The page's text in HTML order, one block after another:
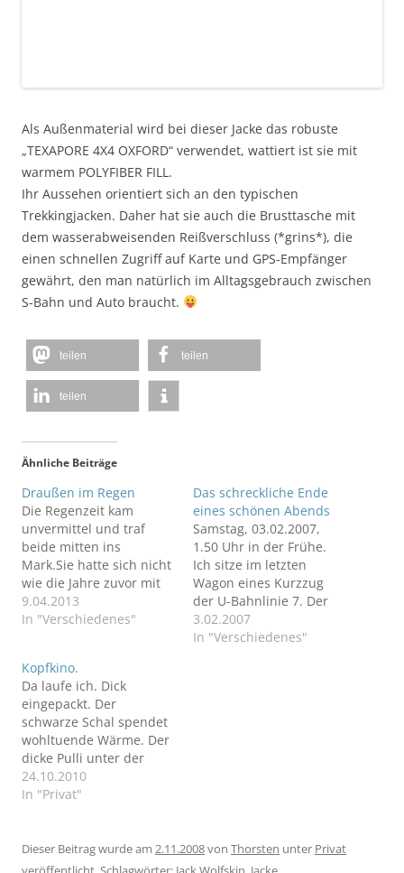
Als Außenmaterial wird bei dieser Jacke das robuste
„TEXAPORE 4X4 OXFORD“ verwendet, wattiert ist sie mit
warmem POLYFIBER FILL.
Ihr Aussehen orientiert sich an den typischen
Trekkingjacken. Daher hat sie auch die Brusttasche mit
dem wasserabweisenden Reißverschluss (*grins*), die
einen schnellen Zugriff auf Karte und GPS-Empfänger
gewährt, den man natürlich im Alltagsgebrauch zwischen
S-Bahn und Auto braucht.
teilen teilen
teilen
Ähnliche Beiträge
Draußen im Regen
Die Regenzeit kam
unvermittel und traf
beide mitten ins
Mark.Sie hatte sich nicht
wie die Jahre zuvor mit
Veränderungen am
Himmel angekündigt. Sie
9.04.2013
In "Verschiedenes"
Das schreckliche Ende
eines schönen Abends
Samstag, 03.02.2007,
1.50 Uhr in der Frühe.
Ich sitze im letzten
Wagon eines Kurzzug
der U-Bahnlinie 7. Der
Zug fährt in den U-
Bahnhof Siemenssdamm
3.02.2007
In "Verschiedenes"
Kopfkino.
Da laufe ich. Dick
eingepackt. Der
schwarze Schal spendet
wohltuende Wärme. Der
dicke Pulli unter der
Jacke ein wohltuendes
Gefühl. Es regnet. Der
wissen würde, ob er es
gutheißen solle, dass
24.10.2010
In "Privat"
Dieser Beitrag wurde am 2.11.2008von Thorsten unter Privat